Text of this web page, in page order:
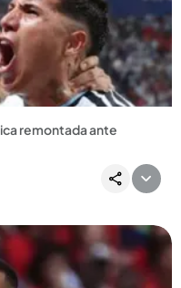
remontada ante
ante unos faraones